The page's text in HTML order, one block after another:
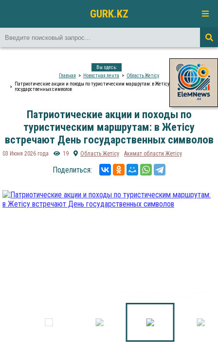
GURK.KZ
Вы здесь:
Главная
Новостная лента
Область Жетісу
Патриотические акции и походы по туристическим маршрутам: в Жетісу встречают День
государственных символов
Патриотические акции и походы по
туристическим маршрутам: в Жетісу
встречают День государственных символов
03 Июня 2026 года 19 Область Жетісу Акимат области Жетісу
Поделиться: